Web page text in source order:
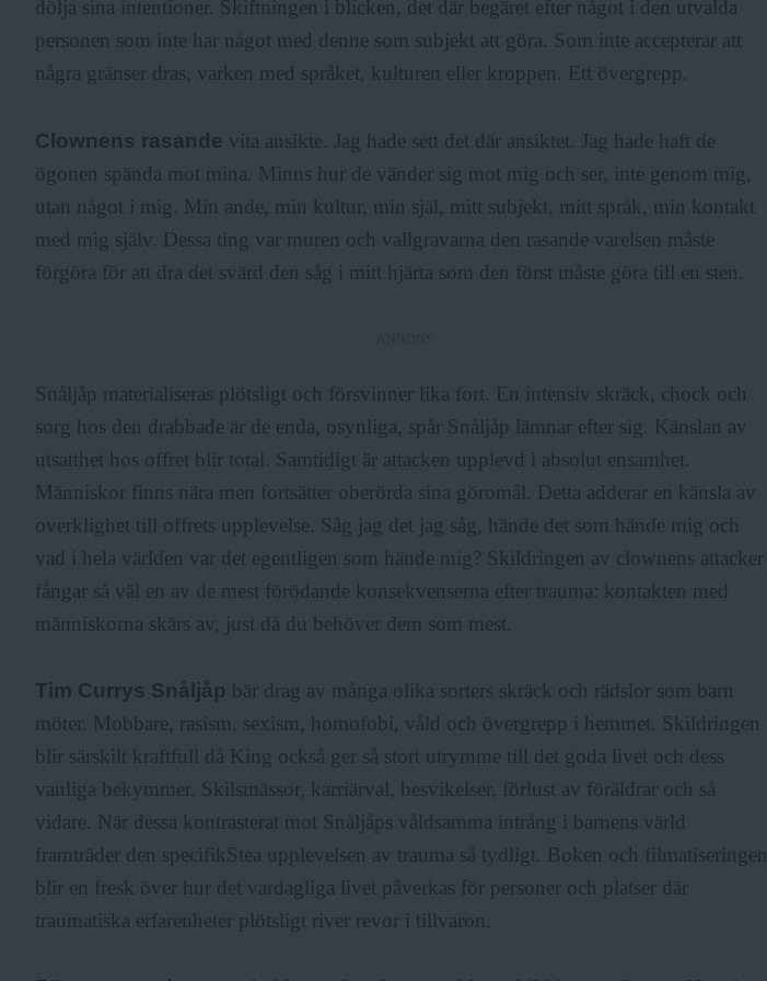
dölja sina intentioner. Skiftningen i blicken, det där begäret efter något i den utvalda
personen som inte har något med denne som subjekt att göra. Som inte accepterar att
några gränser dras, varken med språket, kulturen eller kroppen. Ett övergrepp.
Clownens rasande vita ansikte. Jag hade sett det där ansiktet. Jag hade haft de
ögonen spända mot mina. Minns hur de vänder sig mot mig och ser, inte genom mig,
utan något i mig. Min ande, min kultur, min själ, mitt subjekt, mitt språk, min kontakt
med mig själv. Dessa ting var muren och vallgravarna den rasande varelsen måste
förgöra för att dra det svärd den såg i mitt hjärta som den först måste göra till en sten.
Snåljåp materialiseras plötsligt och försvinner lika fort. En intensiv skräck, chock och
sorg hos den drabbade är de enda, osynliga, spår Snåljåp lämnar efter sig. Känslan av
utsatthet hos offret blir total. Samtidigt är attacken upplevd i absolut ensamhet.
Människor finns nära men fortsätter oberörda sina göromål. Detta adderar en känsla av
overklighet till offrets upplevelse. Såg jag det jag såg, hände det som hände mig och
vad i hela världen var det egentligen som hände mig? Skildringen av clownens attacker
fångar så väl en av de mest förödande konsekvenserna efter trauma: kontakten med
människorna skärs av, just då du behöver dem som mest.
Tim Currys Snåljåp bär drag av många olika sorters skräck och rädslor som barn
möter. Mobbare, rasism, sexism, homofobi, våld och övergrepp i hemmet. Skildringen
blir särskilt kraftfull då King också ger så stort utrymme till det goda livet och dess
vanliga bekymmer. Skilsmässor, karriärval, besvikelser, förlust av föräldrar och så
vidare. När dessa kontrasterat mot Snåljåps våldsamma intrång i barnens värld
framträder den specifikStea upplevelsen av trauma så tydligt. Boken och filmatiseringen
blir en fresk över hur det vardagliga livet påverkas för personer och platser där
traumatiska erfarenheter plötsligt river revor i tillvaron.